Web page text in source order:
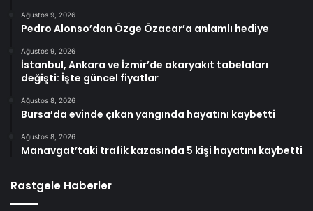
Ağustos 9, 2026
Pedro Alonso’dan Özge Özacar’a anlamlı hediye
Ağustos 9, 2026
İstanbul, Ankara ve İzmir’de akaryakıt tabelaları
değişti: İşte güncel fiyatlar
Ağustos 8, 2026
Bursa’da evinde çıkan yangında hayatını kaybetti
Ağustos 8, 2026
Manavgat’taki trafik kazasında 5 kişi hayatını kaybetti
Rastgele Haberler